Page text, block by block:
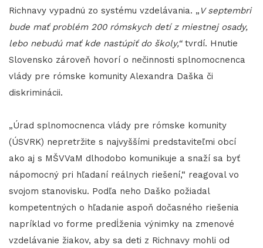
Richnavy vypadnú zo systému vzdelávania. „ V septembri
bude mať problém 200 rómskych detí z miestnej osady,
lebo nebudú mať kde nastúpiť do školy,“tvrdí. Hnutie
Slovensko zároveň hovorí o nečinnosti splnomocnenca
vlády pre rómske komunity Alexandra Daška či
diskriminácii.
„Úrad splnomocnenca vlády pre rómske komunity
(ÚSVRK) nepretržite s najvyššími predstaviteľmi obcí
ako aj s MŠVVaM dlhodobo komunikuje a snaží sa byť
nápomocný pri hľadaní reálnych riešení,“ reagoval vo
svojom stanovisku. Podľa neho Daško požiadal
kompetentných o hľadanie aspoň dočasného riešenia
napríklad vo forme predĺženia výnimky na zmenové
vzdelávanie žiakov, aby sa deti z Richnavy mohli od